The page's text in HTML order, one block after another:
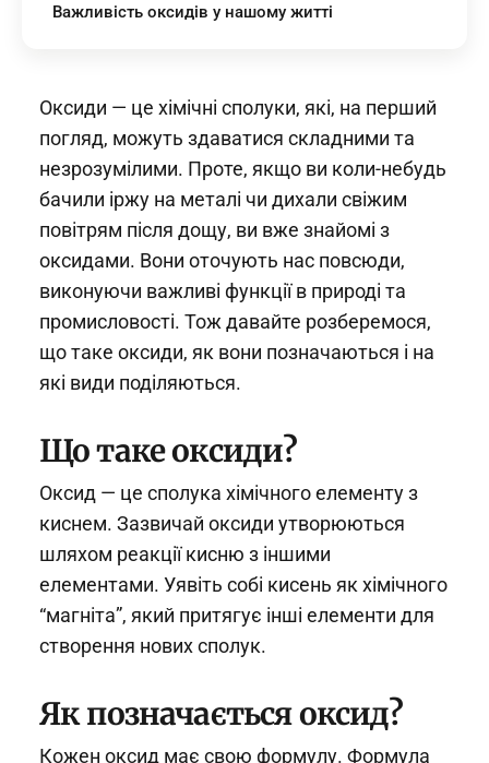
Важливість оксидів у нашому житті
Оксиди — це хімічні сполуки, які, на перший
погляд, можуть здаватися складними та
незрозумілими. Проте, якщо ви коли-небудь
бачили іржу на металі чи дихали свіжим
повітрям після дощу, ви вже знайомі з
оксидами. Вони оточують нас повсюди,
виконуючи важливі функції в природі та
промисловості. Тож давайте розберемося,
що таке оксиди, як вони позначаються і на
які види поділяються.
Що таке оксиди?
Оксид — це сполука хімічного елементу з
киснем. Зазвичай оксиди утворюються
шляхом реакції кисню з іншими
елементами. Уявіть собі кисень як хімічного
“магніта”, який притягує інші елементи для
створення нових сполук.
Як позначається оксид?
Кожен оксид має свою формулу. Формула